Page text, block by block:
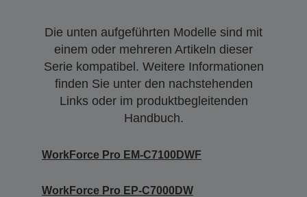
Die unten aufgeführten Modelle sind mit
einem oder mehreren Artikeln dieser
Serie kompatibel. Weitere Informationen
finden Sie unter den nachstehenden
Links oder im produktbegleitenden
Handbuch.
WorkForce Pro EM-C7100DWF
WorkForce Pro EP-C7000DW